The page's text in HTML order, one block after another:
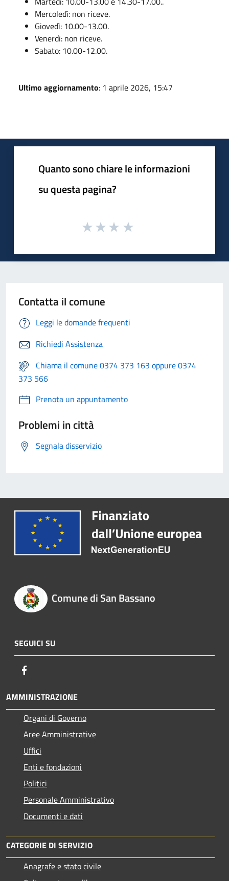
Mercoledì: non riceve.
Giovedì: 10.00-13.00.
Venerdì: non riceve.
Sabato: 10.00-12.00.
Ultimo aggiornamento: 1 aprile 2026, 15:47
Quanto sono chiare le informazioni
su questa pagina?
Contatta il comune
Leggi le domande frequenti
Richiedi Assistenza
Chiama il comune 0374 373 163 oppure 0374
373 566
Prenota un appuntamento
Problemi in città
Segnala disservizio
Comune di San Bassano
SEGUICI SU
AMMINISTRAZIONE
Organi di Governo
Aree Amministrative
Uffici
Enti e fondazioni
Politici
Personale Amministrativo
Documenti e dati
CATEGORIE DI SERVIZIO
Anagrafe e stato civile